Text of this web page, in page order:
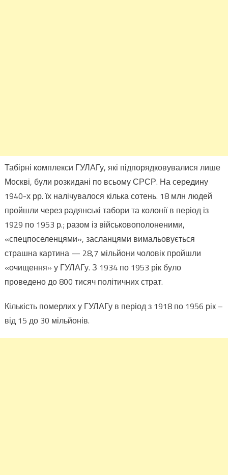
Табірні комплекси ГУЛАГу, які підпорядковувалися лише
Москві, були розкидані по всьому СРСР. На середину
1940-х рр. їх налічувалося кілька сотень. 18 млн людей
пройшли через радянські табори та колонії в період із
1929 по 1953 р.; разом із військовополоненими,
«спецпоселенцями», засланцями вимальовується
страшна картина — 28,7 мільйони чоловік пройшли
«очищення» у ГУЛАГу. З 1934 по 1953 рік було
проведено до 800 тисяч політичних страт.
Кількість померлих у ГУЛАГу в період з 1918 по 1956 рік –
від 15 до 30 мільйонів.